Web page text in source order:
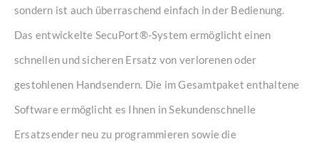
sondern ist auch überraschend einfach in der Bedienung.
Das entwickelte SecuPort®-System ermöglicht einen
schnellen und sicheren Ersatz von verlorenen oder
gestohlenen Handsendern. Die im Gesamtpaket enthaltene
Software ermöglicht es Ihnen in Sekundenschnelle
Ersatzsender neu zu programmieren sowie die